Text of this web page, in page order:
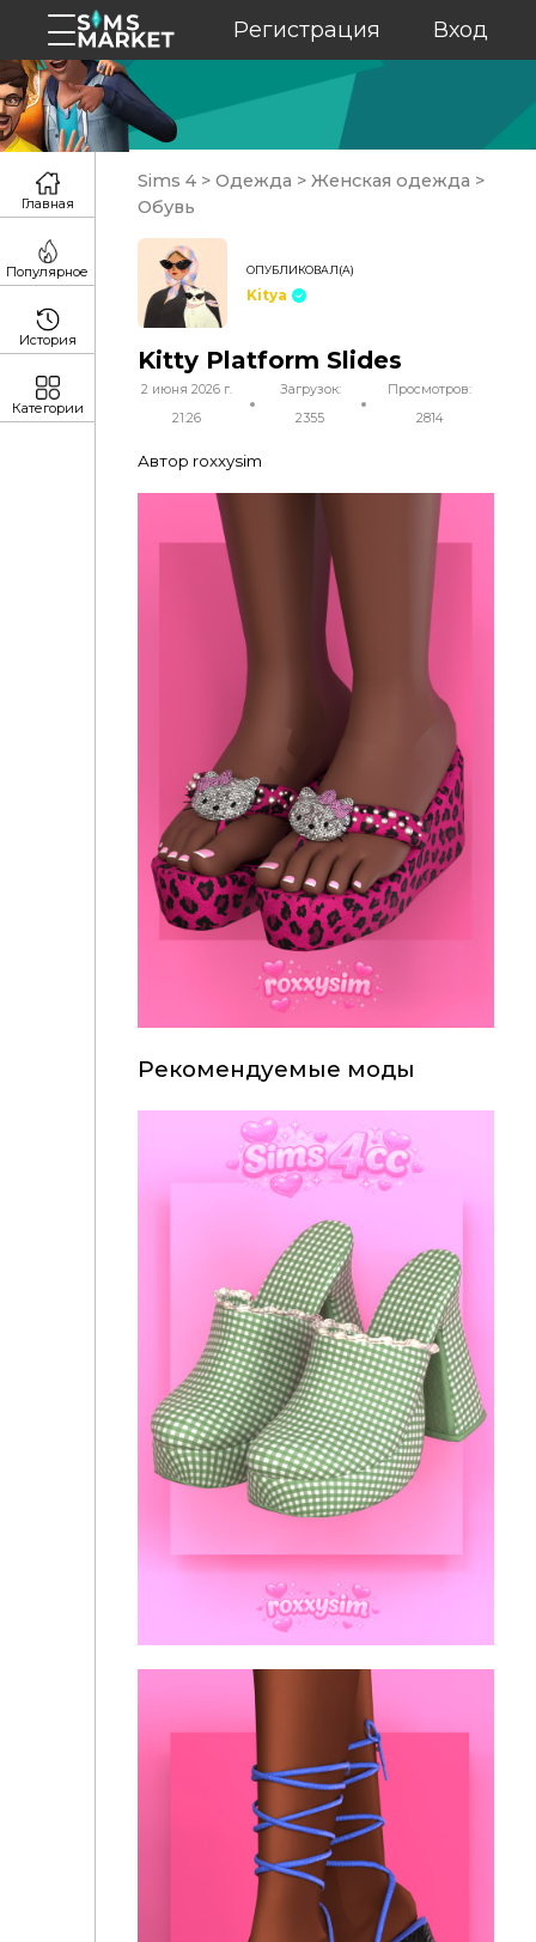
Регистрация Вход
Sims 4 > Одежда > Женская одежда >
Обувь
ОПУБЛИКОВАЛ(А)
Kitya
Kitty Platform Slides
2 июня 2026 г.
21:26
Загрузок:
2355
Просмотров:
2814
Автор roxxysim
Рекомендуемые моды
Главная
Популярное
История
Категории